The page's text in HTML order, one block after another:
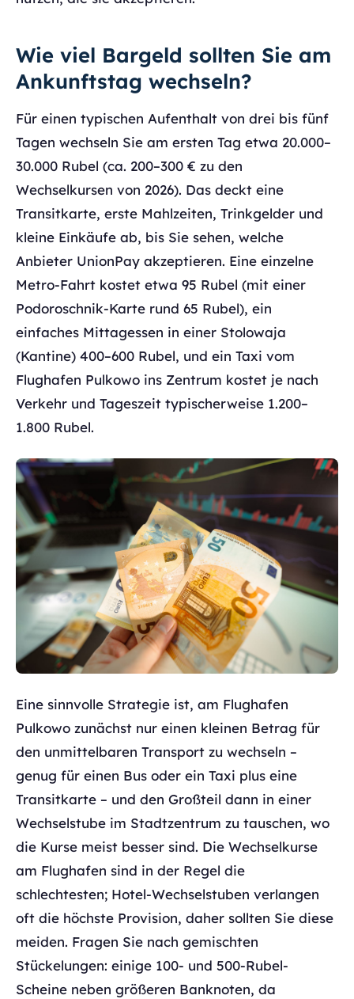
Wie viel Bargeld sollten Sie am
Ankunftstag wechseln?
Für einen typischen Aufenthalt von drei bis fünf
Tagen wechseln Sie am ersten Tag etwa 20.000–
30.000 Rubel (ca. 200–300 € zu den
Wechselkursen von 2026). Das deckt eine
Transitkarte, erste Mahlzeiten, Trinkgelder und
kleine Einkäufe ab, bis Sie sehen, welche
Anbieter UnionPay akzeptieren. Eine einzelne
Metro-Fahrt kostet etwa 95 Rubel (mit einer
Podoroschnik-Karte rund 65 Rubel), ein
einfaches Mittagessen in einer Stolowaja
(Kantine) 400–600 Rubel, und ein Taxi vom
Flughafen Pulkowo ins Zentrum kostet je nach
Verkehr und Tageszeit typischerweise 1.200–
1.800 Rubel.
Eine sinnvolle Strategie ist, am Flughafen
Pulkowo zunächst nur einen kleinen Betrag für
den unmittelbaren Transport zu wechseln –
genug für einen Bus oder ein Taxi plus eine
Transitkarte – und den Großteil dann in einer
Wechselstube im Stadtzentrum zu tauschen, wo
die Kurse meist besser sind. Die Wechselkurse
am Flughafen sind in der Regel die
schlechtesten; Hotel-Wechselstuben verlangen
oft die höchste Provision, daher sollten Sie diese
meiden. Fragen Sie nach gemischten
Stückelungen: einige 100- und 500-Rubel-
Scheine neben größeren Banknoten, da